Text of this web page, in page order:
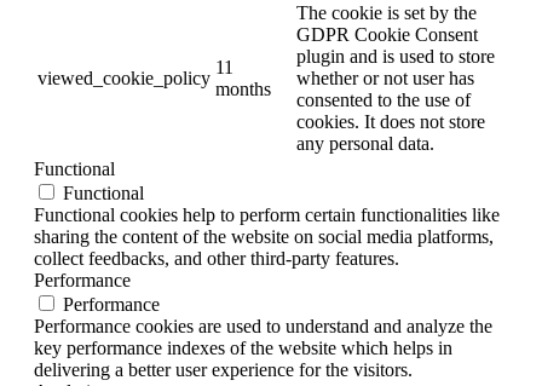
viewed_cookie_policy
11
months
The cookie is set by the
GDPR Cookie Consent
plugin and is used to store
whether or not user has
consented to the use of
cookies. It does not store
any personal data.
Functional
Functional
Functional cookies help to perform certain functionalities like
sharing the content of the website on social media platforms,
collect feedbacks, and other third-party features.
Performance
Performance
Performance cookies are used to understand and analyze the
key performance indexes of the website which helps in
delivering a better user experience for the visitors.